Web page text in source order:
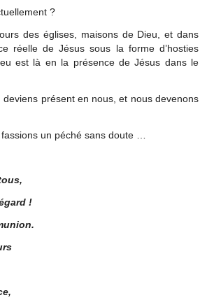
?
des églises, maisons de Dieu, et dans
réelle de Jésus sous la forme d’hosties
est là en la présence de Jésus dans le
présent en nous, et nous devenons
un péché sans doute …
!